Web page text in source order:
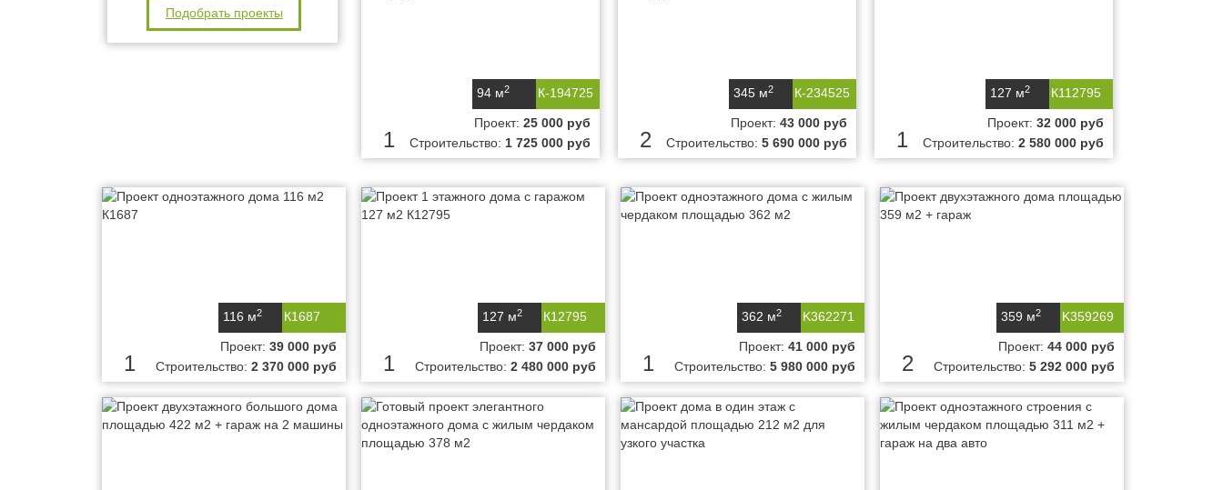
Подобрать проекты
К-194725
94 м2
1
Проект:25 000 руб
Строительство: 1 725 000 руб
К-234525
345 м2
2
Проект:43 000 руб
Строительство:5 690 000 руб
К112795
127 м2
1
Проект:32 000 руб
Строительство:2 580 000 руб
К1687
116 м2
1
Проект: 39 000 руб
Строительство: 2 370 000 руб
К12795
127 м2
1
Проект: 37 000 руб
Строительство: 2 480 000 руб
K362271
362 м2
1
Проект: 41 000 руб
Строительство: 5 980 000 руб
K359269
359 м2
2
Проект: 44 000 руб
Строительство: 5 292 000 руб